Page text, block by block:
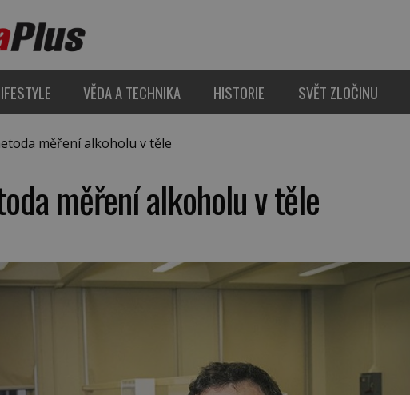
VĚDA A TECHNIKA HISTORIE SVĚT ZLOČINU
měření alkoholu v těle
měření alkoholu v těle